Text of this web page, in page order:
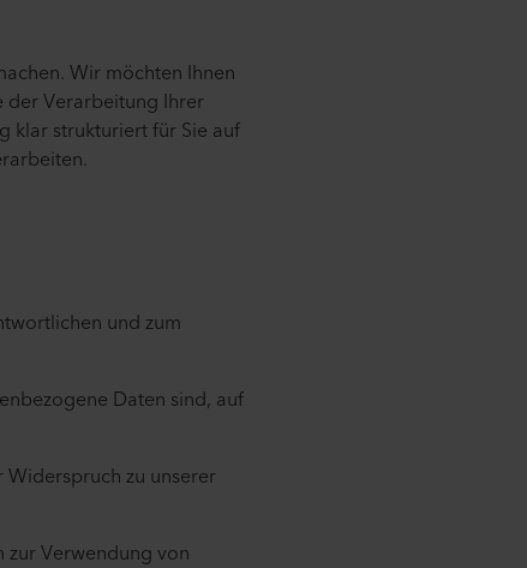
Wir möchten Ihnen
der Verarbeitung Ihrer
klar strukturiert für Sie auf
und zum
Daten sind, auf
zu unserer
Verwendung von